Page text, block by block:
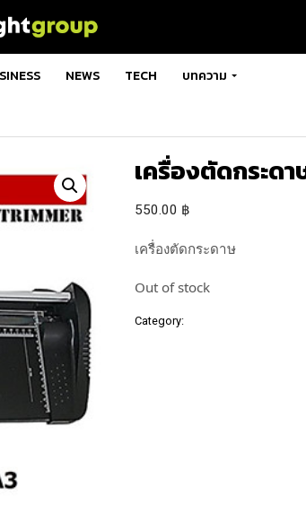
NEWS TECH บทความ
เครื่องตัดกระดา
550.00 ฿
เครื่องตัดกระดาษ
Out of stock
Category: